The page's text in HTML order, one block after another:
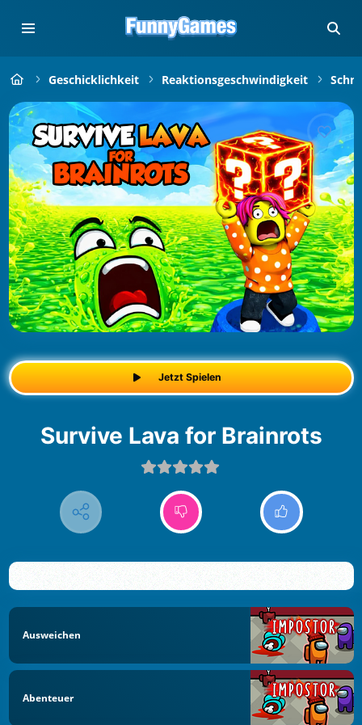
Geschicklichkeit Reaktionsgeschwindigkeit
Jetzt Spielen
Survive Lava for Brainrots
Ausweichen
Abenteuer